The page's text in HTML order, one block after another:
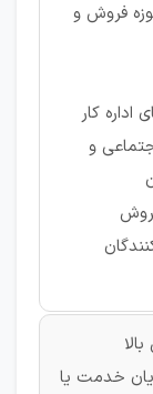
فروش و
اداره کار
و
خدمت یا